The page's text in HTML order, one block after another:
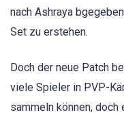
nach Ashraya
Set zu erstehen.
Doch der neue Patch
viele Spieler in PVP-
sammeln können,